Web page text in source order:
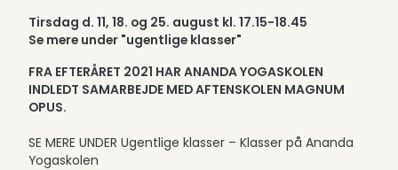
Tirsdag d. 11, 18. og 25. august kl. 17.15-18.45
Se mere under "ugentlige klasser"
FRA EFTERÅRET 2021 HAR ANANDA YOGASKOLEN
INDLEDT SAMARBEJDE MED AFTENSKOLEN MAGNUM
OPUS.
SE MERE UNDER Ugentlige klasser – Klasser på Ananda
Yogaskolen